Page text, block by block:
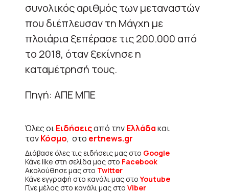
συνολικός αριθμός των μεταναστών
που διέπλευσαν τη Μάγχη με
πλοιάρια ξεπέρασε τις 200.000 από
το 2018, όταν ξεκίνησε η
καταμέτρησή τους.
Πηγή: ΑΠΕ ΜΠΕ
Όλες οιΕιδήσειςαπό τηνΕλλάδακαι
τονΚόσμο, στο ertnews.gr
Διάβασε όλες τις ειδήσεις μας στο Google
Κάνε like στη σελίδα μας στο Facebook
Ακολούθησε μας στο Twitter
Κάνε εγγραφή στο κανάλι μας στοYoutube
Γίνε μέλος στο κανάλι μας στο Viber